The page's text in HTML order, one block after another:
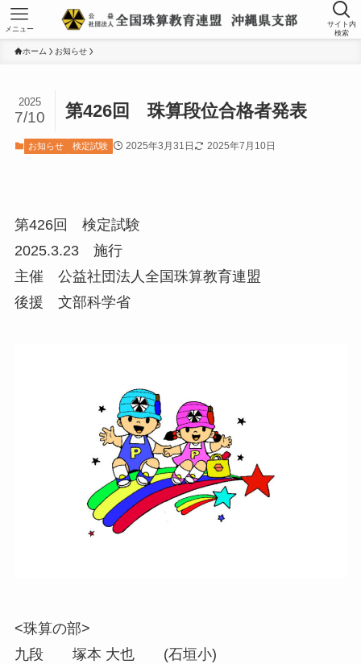
サイト内
検索
メニュー
ホーム お知らせ
第426回 珠算段位合格者発表
2025
7/10
お知らせ 検定試験 2025年3月31日 2025年7月10日
第426回 検定試験
2025.3.23 施行
主催 公益社団法人全国珠算教育連盟
後援 文部科学省
<珠算の部>
九段 塚本 大也 (石垣小)